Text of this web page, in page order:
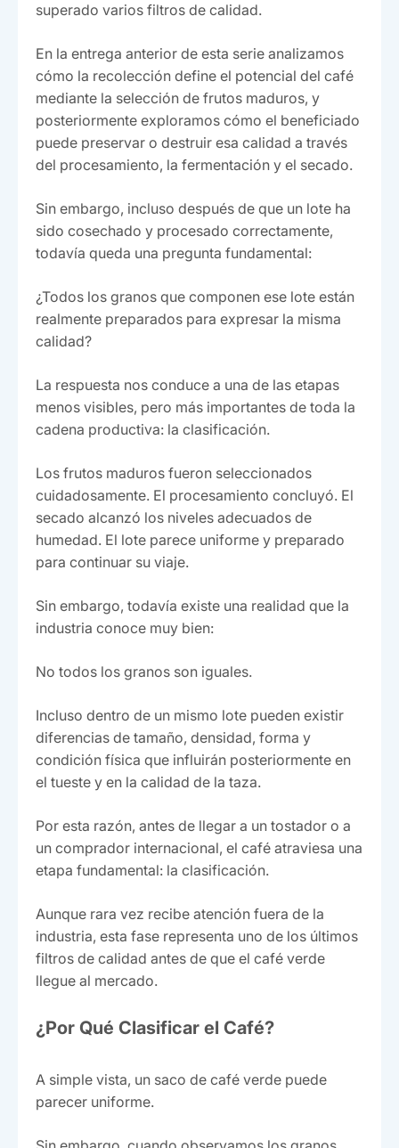
superado varios filtros de calidad.
En la entrega anterior de esta serie analizamos
cómo la recolección define el potencial del café
mediante la selección de frutos maduros, y
posteriormente exploramos cómo el beneficiado
puede preservar o destruir esa calidad a través
del procesamiento, la fermentación y el secado.
Sin embargo, incluso después de que un lote ha
sido cosechado y procesado correctamente,
todavía queda una pregunta fundamental:
¿Todos los granos que componen ese lote están
realmente preparados para expresar la misma
calidad?
La respuesta nos conduce a una de las etapas
menos visibles, pero más importantes de toda la
cadena productiva: la clasificación.
Los frutos maduros fueron seleccionados
cuidadosamente. El procesamiento concluyó. El
secado alcanzó los niveles adecuados de
humedad. El lote parece uniforme y preparado
para continuar su viaje.
Sin embargo, todavía existe una realidad que la
industria conoce muy bien:
No todos los granos son iguales.
Incluso dentro de un mismo lote pueden existir
diferencias de tamaño, densidad, forma y
condición física que influirán posteriormente en
el tueste y en la calidad de la taza.
Por esta razón, antes de llegar a un tostador o a
un comprador internacional, el café atraviesa una
etapa fundamental: la clasificación.
Aunque rara vez recibe atención fuera de la
industria, esta fase representa uno de los últimos
filtros de calidad antes de que el café verde
llegue al mercado.
¿Por Qué Clasificar el Café?
A simple vista, un saco de café verde puede
parecer uniforme.